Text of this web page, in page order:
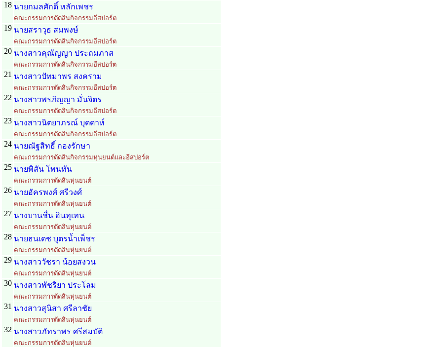
18 นายกมลศักดิ์ หลักเพชร
คณะกรรมการตัดสินกิจกรรมอีสปอร์ต
19 นายสราวุธ สมพงษ์
คณะกรรมการตัดสินกิจกรรมอีสปอร์ต
20 นางสาวคุณัญญา ประถมภาส
คณะกรรมการตัดสินกิจกรรมอีสปอร์ต
21 นางสาวปัทมาพร สงคราม
คณะกรรมการตัดสินกิจกรรมอีสปอร์ต
22 นางสาวพรภิญญา มั่นจิตร
คณะกรรมการตัดสินกิจกรรมอีสปอร์ต
23 นางสาวนิตยาภรณ์ บุดดาห์
คณะกรรมการตัดสินกิจกรรมอีสปอร์ต
24 นายณัฐสิทธิ์ กองรักษา
คณะกรรมการตัดสินกิจกรรมหุ่นยนต์และอีสปอร์ต
25 นายพิสัน โพนทัน
คณะกรรมการตัดสินหุ่นยนต์
26 นายอัครพงศ์ ศรีวงศ์
คณะกรรมการตัดสินหุ่นยนต์
27 นางบานชื่น อินทุเทน
คณะกรรมการตัดสินหุ่นยนต์
28 นายธนเดช บุตรน้ำเพ็ชร
คณะกรรมการตัดสินหุ่นยนต์
29 นางสาววัชรา น้อยสงวน
คณะกรรมการตัดสินหุ่นยนต์
30 นางสาวพัชริยา ประโลม
คณะกรรมการตัดสินหุ่นยนต์
31 นางสาวสุนิสา ศรีลาชัย
คณะกรรมการตัดสินหุ่นยนต์
32 นางสาวภัทราพร ศรีสมบัติ
คณะกรรมการตัดสินหุ่นยนต์